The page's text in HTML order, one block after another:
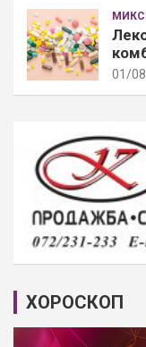
01/
ХОРОСКОП